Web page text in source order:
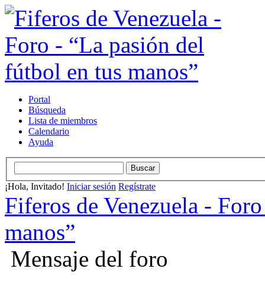
Portal
Búsqueda
Lista de miembros
Calendario
Ayuda
¡Hola, Invitado! Iniciar sesión Regístrate
Fiferos de Venezuela -
manos”
Mensaje del foro